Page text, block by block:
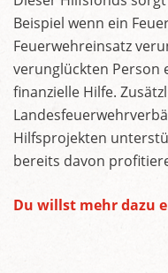
Beispiel wenn ein
Feuerwehreinsatz
verunglückten Person
finanzielle Hilfe.
Hilfsprojekten
bereits davon
Du willst mehr dazu